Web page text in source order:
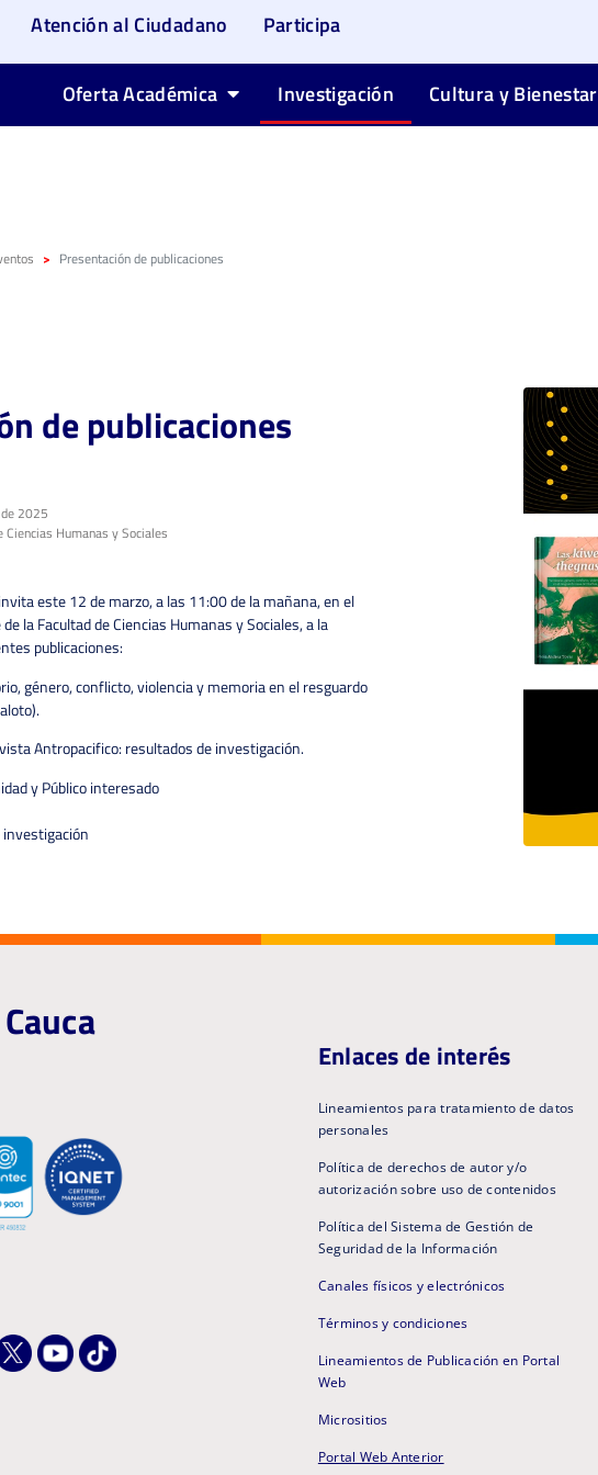
Atención al Ciudadano Participa
Oferta Académica Investigación Cultura y Bienestar
Presentación de publicaciones
de publicaciones
2025
Ciencias Humanas y Sociales
este 12 de marzo, a las 11:00 de la mañana, en el
la Facultad de Ciencias Humanas y Sociales, a la
publicaciones:
género, conflicto, violencia y memoria en el resguardo
Antropacifico: resultados de investigación.
y Público interesado
investigación
Enlaces de interés
Lineamientos para tratamiento de datos
personales
Política de derechos de autor y/o
autorización sobre uso de contenidos
Política del Sistema de Gestión de
Seguridad de la Información
Canales físicos y electrónicos
Términos y condiciones
Lineamientos de Publicación en Portal
Web
Micrositios
Portal Web Anterior